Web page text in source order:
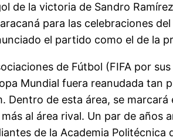
de la victoria de Sandro
para las celebraciones
el partido como el de la
de Fútbol (FIFA por
Mundial fuera reanudada
de esta área, se
al área rival. Un par de años
de la Academia Politécnica